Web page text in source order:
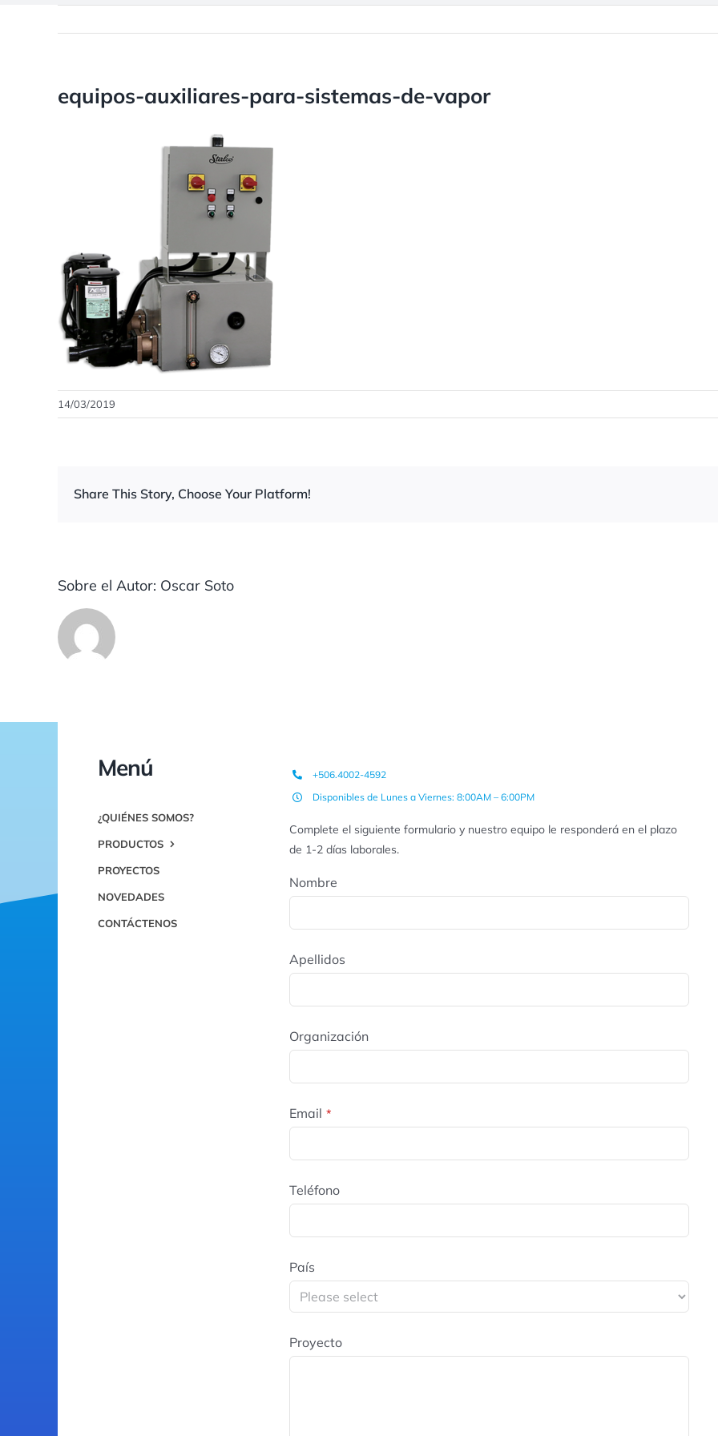
equipos-auxiliares-para-sistemas-de-vapor
14/03/2019
Share This Story, Choose Your Platform!
Sobre el Autor: Oscar Soto
Menú
¿QUIÉNES SOMOS?
PRODUCTOS
PROYECTOS
NOVEDADES
CONTÁCTENOS
+506.4002-4592
Disponibles de Lunes a Viernes: 8:00AM – 6:00PM
Complete el siguiente formulario y nuestro equipo le responderá en el plazo
de 1-2 días laborales.
Nombre
Apellidos
Organización
Email *
Teléfono
País
Proyecto